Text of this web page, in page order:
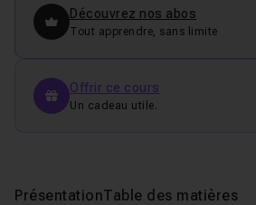
Découvrez nos abos
Tout apprendre, sans limite
Offrir ce cours
Un cadeau utile.
PrésentationTable des matières